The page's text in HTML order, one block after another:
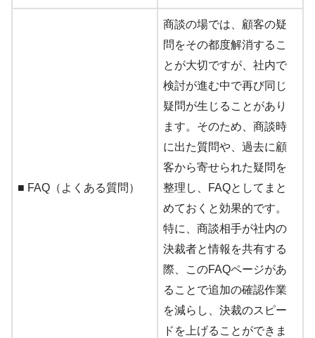
■ FAQ（よくある質問）
商談の場では、顧客の疑
問をその都度解消するこ
とが大切ですが、社内で
検討が進む中で再び同じ
疑問が生じることがあり
ます。そのため、商談時
に出た質問や、過去に顧
客から寄せられた疑問を
整理し、FAQとしてまと
めておくと効果的です。
特に、商談相手が社内の
決裁者と情報を共有する
際、このFAQページがあ
ることで追加の確認作業
を減らし、決裁のスピー
ドを上げることができま